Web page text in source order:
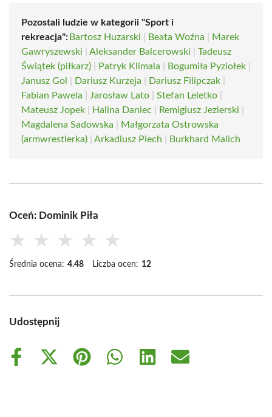
Pozostali ludzie w kategorii "Sport i
rekreacja": Bartosz Huzarski Beata Woźna
Marek
Gawryszewski
Aleksander Balcerowski
Tadeusz
Świątek (piłkarz)
Patryk Klimala Bogumiła Pyziołek
Janusz Gol
Dariusz Kurzeja Dariusz Filipczak
Fabian Pawela
Jarosław Lato Stefan Leletko
Mateusz Jopek
Halina Daniec Remigiusz Jezierski
Magdalena Sadowska
Małgorzata Ostrowska
(armwrestlerka)
Arkadiusz Piech Burkhard Malich
Oceń: Dominik Piła
★ ★ ★ ★ ★
Średnia ocena: 4.48 Liczba ocen: 12
Udostępnij
Share
Share
Share
Share
Share
Share